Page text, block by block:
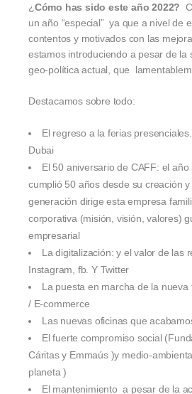
¿ Cómo has sido este año 2022?
un año “especial” ya que a nivel de
contentos y motivados con las
estamos introduciendo a pesar de
geo-política actual, que
Destacamos sobre todo:
El regreso a la ferias
Dubai
El 50 aniversario de CAFF: el
cumplió 50 años desde su creación
generación dirige esta empresa
corporativa (misión, visión, valores)
empresarial
La digitalización: y el valor de las
Instagram, fb. Y Twitter
La puesta en marcha de la nueva
/ E-commerce
Las nuevas oficinas que
El fuerte compromiso social
Cáritas y Emmaús )y medio-
planeta )
El mantenimiento a pesar de la